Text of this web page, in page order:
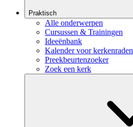
Praktisch
Alle onderwerpen
Cursussen & Trainingen
Ideeënbank
Kalender voor kerkenraden
Preekbeurtenzoeker
Zoek een kerk